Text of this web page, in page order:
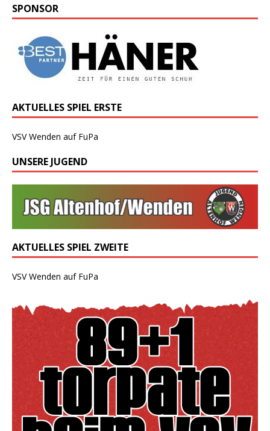
SPONSOR
AKTUELLES SPIEL ERSTE
VSV Wenden auf FuPa
UNSERE JUGEND
AKTUELLES SPIEL ZWEITE
VSV Wenden auf FuPa